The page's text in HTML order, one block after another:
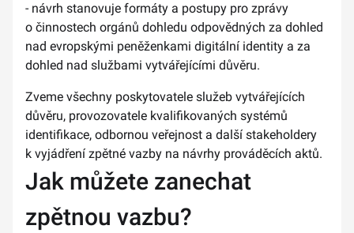
- návrh stanovuje formáty a postupy pro zprávy
o činnostech orgánů dohledu odpovědných za dohled
nad evropskými peněženkami digitální identity a za
dohled nad službami vytvářejícími důvěru.
Zveme všechny poskytovatele služeb vytvářejících
důvěru, provozovatele kvalifikovaných systémů
identifikace, odbornou veřejnost a další stakeholdery
k vyjádření zpětné vazby na návrhy prováděcích aktů.
Jak můžete zanechat
zpětnou vazbu?